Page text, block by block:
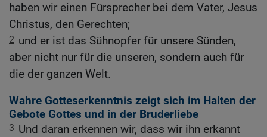
haben wir einen Fürsprecher bei dem Vater, Jesus
Christus, den Gerechten;
2 und er ist das Sühnopfer für unsere Sünden,
aber nicht nur für die unseren, sondern auch für
die der ganzen Welt.
Wahre Gotteserkenntnis zeigt sich im Halten der
Gebote Gottes und in der Bruderliebe
3 Und daran erkennen wir, dass wir ihn erkannt